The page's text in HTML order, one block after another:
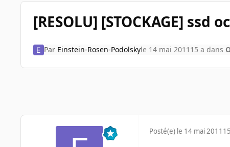
[RESOLU] [STOCKAGE] ssd
Par Einstein-Rosen-Podolskyle 14 mai 2011 15 a dans
Posté(e) le 14 mai 2011